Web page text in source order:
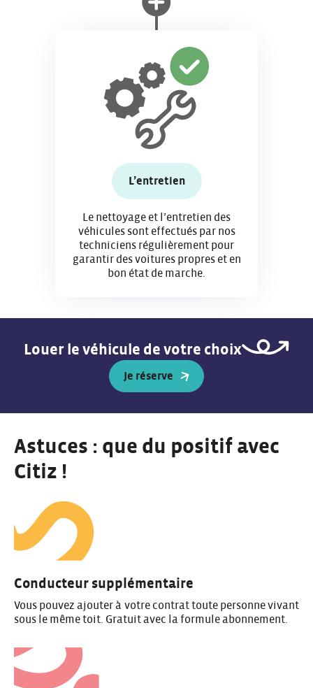
L’entretien
Le nettoyage et l’entretien des
véhicules sont effectués par nos
techniciens régulièrement pour
garantir des voitures propres et en
bon état de marche.
Louer le véhicule de votre choix
Je réserve
Astuces : que du positif avec
Citiz !
Conducteur supplémentaire
Vous pouvez ajouter à votre contrat toute personne vivant
sous le même toit. Gratuit avec la formule abonnement.